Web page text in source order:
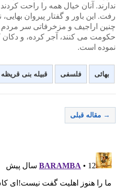
ندارند. آنان خیال همه را راحت
رفت. این باور و گفتار پیروان بهایی،
چنین اراجیف و مزخرفاتی سر مردم
حکومت می کنند، آجر کرده، و دکان
نموده است.
بهائی فلسفی قبیله بنی قریظه
→ مقاله قبلی